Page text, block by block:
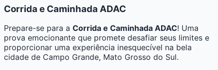
Corrida e Caminhada ADAC
Prepare-se para a Corrida e Caminhada ADAC! Uma
prova emocionante que promete desafiar seus limites e
proporcionar uma experiência inesquecível na bela
cidade de Campo Grande, Mato Grosso do Sul.